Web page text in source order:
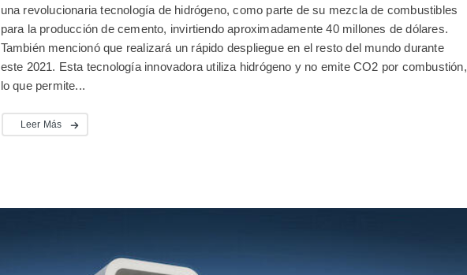
una revolucionaria tecnología de hidrógeno, como parte de su mezcla de combustibles
para la producción de cemento, invirtiendo aproximadamente 40 millones de dólares.
También mencionó que realizará un rápido despliegue en el resto del mundo durante
este 2021. Esta tecnología innovadora utiliza hidrógeno y no emite CO2 por combustión,
lo que permite...
Leer Más